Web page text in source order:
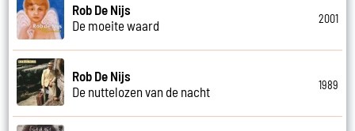
Rob De Nijs
De moeite waard
2001
Rob De Nijs
De nuttelozen van de nacht
1989